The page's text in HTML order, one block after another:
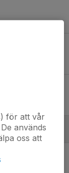
för att vår
används
oss att